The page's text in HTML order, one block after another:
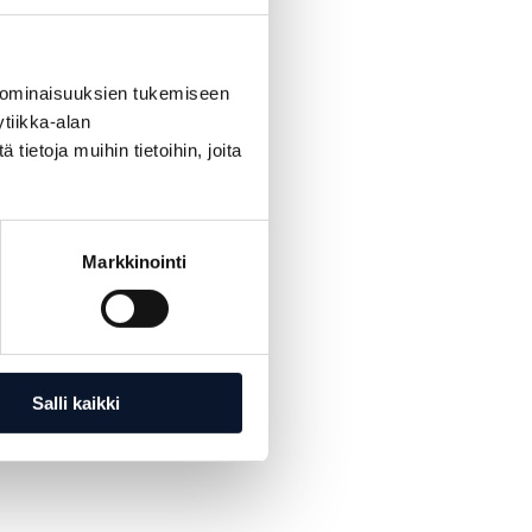
tukemiseen
alan
tietoja muihin tietoihin, joita
Markkinointi
Salli kaikki